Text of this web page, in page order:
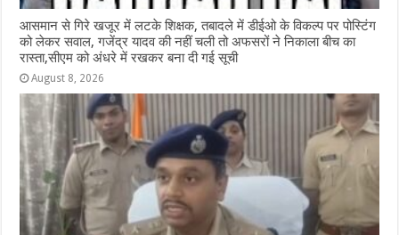
आसमान से गिरे खजूर में लटके शिक्षक, तबादले में डीईओ के विकल्प पर पोस्टिंग
को लेकर सवाल, गजेंद्र यादव की नहीं चली तो अफसरों ने निकाला बीच का
रास्ता,सीएम को अंधरे में रखकर बना दी गई सूची
August 8, 2026